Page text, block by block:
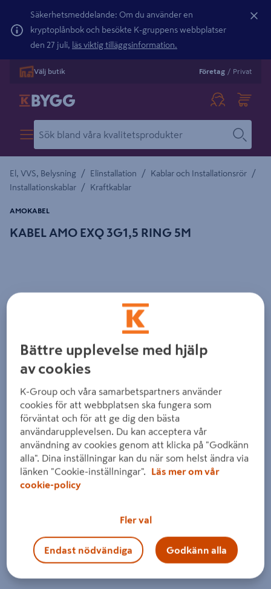
Säkerhetsmeddelande: Om du använder en
kryptoplånbok och besökte K-gruppens webbplatser
den 27 juli, läs viktig tilläggsinformation.
Välj butik Företag / Privat
El, VVS, Belysning / Elinstallation / Kablar och Installationsrör /
Installationskablar / Kraftkablar
KABEL AMO EXQ 3G1,5 RING 5M
AMOKABEL
Dra på bilden för att zooma in
Bättre upplevelse med hjälp
av cookies
K-Group och våra samarbetspartners använder
cookies för att webbplatsen ska fungera som
förväntat och för att ge dig den bästa
användarupplevelsen. Du kan acceptera vår
användning av cookies genom att klicka på "Godkänn
alla". Dina inställningar kan du när som helst ändra via
länken "Cookie-inställningar".
Läs mer om vår
cookie-policy
Fler val
Endast nödvändiga Godkänn alla